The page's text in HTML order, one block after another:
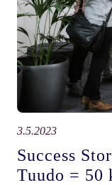
3.5.2023
Success
Tuudo = 50